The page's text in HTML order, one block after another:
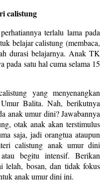
calistung
terlalu lama pada
belajar calistung (membaca,
durasi belajarnya. Anak TK
pada satu hal cuma selama 15
yang menyenangkan
Balita. Nah, berikutnya
anak umur dini? Jawabannya
otak anak akan terstimulus
saja, jadi orangtua ataupun
calistung anak umur dini
begitu intensif. Berikan
lelah, bosan, dan tidak fokus
anak umur dini ini.